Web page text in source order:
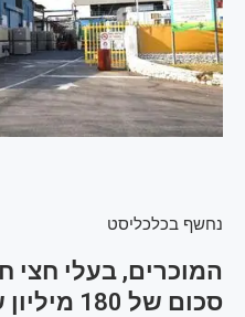
נחשף בכלכליסט
המוכרים, בעלי חצי
סכום של